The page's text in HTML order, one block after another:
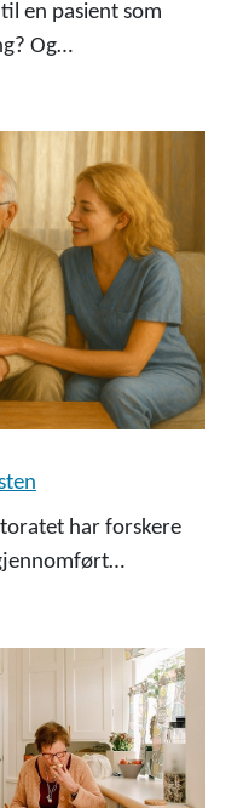
en pasient som
Og…
har forskere